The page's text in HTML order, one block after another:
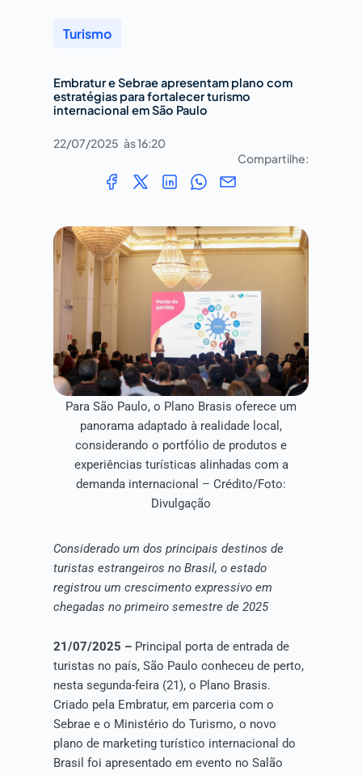
Turismo
Embratur e Sebrae apresentam plano com
estratégias para fortalecer turismo
internacional em São Paulo
22/07/2025 às16:20
Compartilhe:
Para São Paulo, o Plano Brasis oferece um
panorama adaptado à realidade local,
considerando o portfólio de produtos e
experiências turísticas alinhadas com a
demanda internacional – Crédito/Foto:
Divulgação
Considerado um dos principais destinos de
turistas estrangeiros no Brasil, o estado
registrou um crescimento expressivo em
chegadas no primeiro semestre de 2025
21/07/2025 –Principal porta de entrada de
turistas no país, São Paulo conheceu de perto,
nesta segunda-feira (21), o Plano Brasis.
Criado pela Embratur, em parceria com o
Sebrae e o Ministério do Turismo, o novo
plano de marketing turístico internacional do
Brasil foi apresentado em evento no Salão